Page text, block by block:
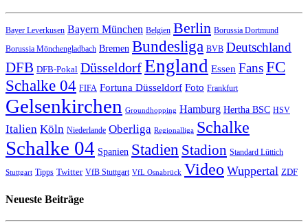
Bayer Leverkusen Bayern München Belgien Berlin Borussia Dortmund
Borussia Mönchengladbach Bremen Bundesliga BVB Deutschland
DFB DFB-Pokal DüsseldorfEngland Essen FansFC
Schalke 04 FIFA Fortuna Düsseldorf Foto Frankfurt
Gelsenkirchen Groundhopping Hamburg Hertha BSC HSV
Italien Köln Niederlande Oberliga Regionalliga Schalke
Schalke 04 Spanien Stadien Stadion Standard Lüttich
Stuttgart Tipps Twitter VfB Stuttgart VfL Osnabrück Video Wuppertal ZDF
Neueste Beiträge